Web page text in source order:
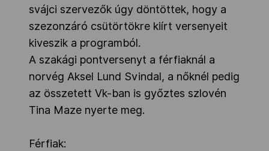
svájci szervezők úgy döntöttek, hogy a
szezonzáró csütörtökre kiírt versenyeit
kiveszik a programból.
A szakági pontversenyt a férfiaknál a
norvég Aksel Lund Svindal, a nőknél pedig
az összetett Vk-ban is győztes szlovén
Tina Maze nyerte meg.
Férfiak: